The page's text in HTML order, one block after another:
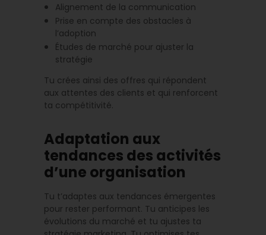
Alignement de la communication
Prise en compte des obstacles à
l’adoption
Études de marché pour ajuster la
stratégie
Tu crées ainsi des offres qui répondent
aux attentes des clients et qui renforcent
ta compétitivité.
Adaptation aux
tendances des activités
d’une organisation
Tu t’adaptes aux tendances émergentes
pour rester performant. Tu anticipes les
évolutions du marché et tu ajustes ta